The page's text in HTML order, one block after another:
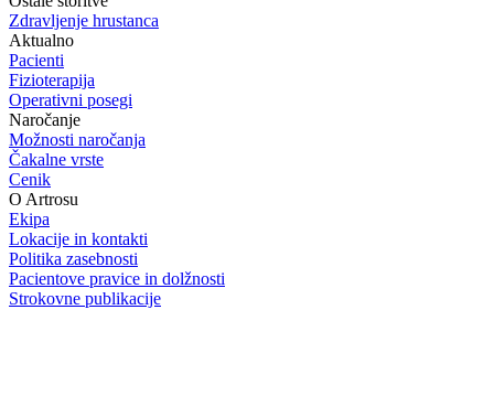
Zdravljenje hrustanca
Aktualno
Pacienti
Fizioterapija
Operativni posegi
Naročanje
Možnosti naročanja
Čakalne vrste
Cenik
O Artrosu
Ekipa
Lokacije in kontakti
Politika zasebnosti
Pacientove pravice in dolžnosti
Strokovne publikacije